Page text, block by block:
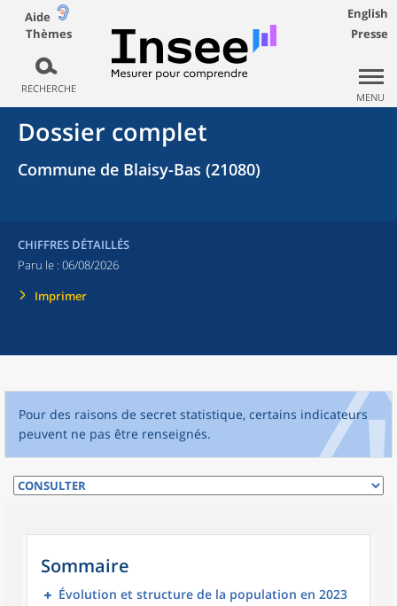
Aide
Thèmes
RECHERCHE
English
Presse
MENU
Dossier complet
Commune de Blaisy-Bas (21080)
CHIFFRES DÉTAILLÉS
Paru le : 06/08/2026
Imprimer
Pour des raisons de secret statistique, certains indicateurs
peuvent ne pas être renseignés.
Sommaire
Évolution et structure de la population en 2023